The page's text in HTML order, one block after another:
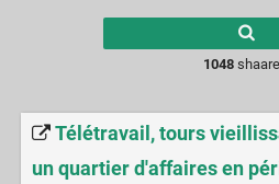
1048
Télétravail, tours
un quartier d'affaires en